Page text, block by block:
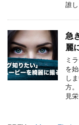
誰
急
麗
ミ
を
し
方
見